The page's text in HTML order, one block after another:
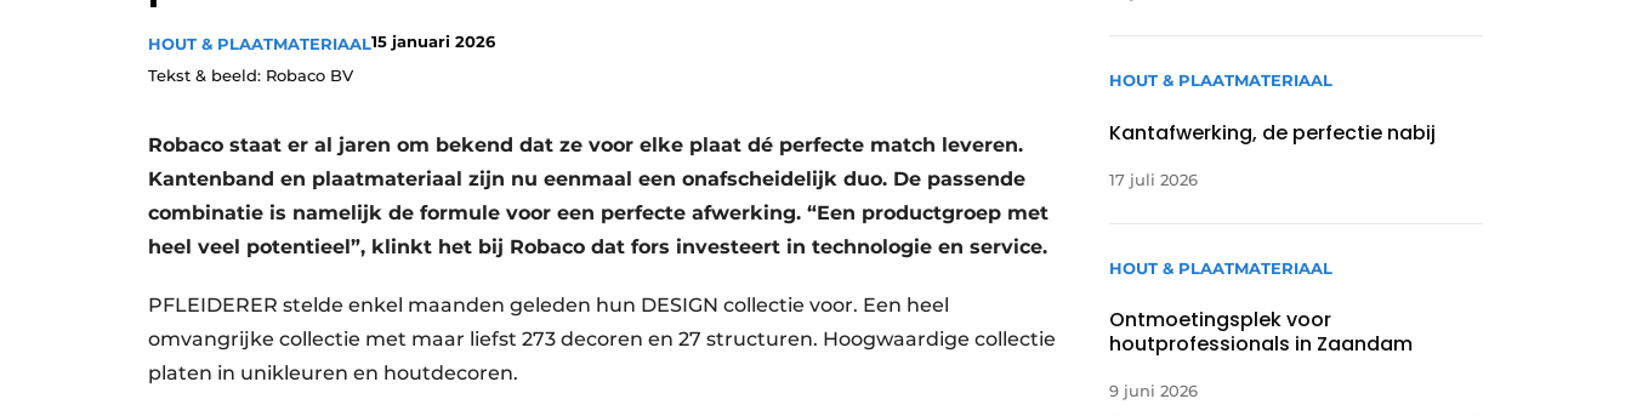
Video’s
HOUT & PLAATMATERIAAL15 januari 2026
Tekst & beeld: Robaco BV
Robaco staat er al jaren om bekend dat ze voor elke plaat dé perfecte match leveren.
Kantenband en plaatmateriaal zijn nu eenmaal een onafscheidelijk duo. De passende
combinatie is namelijk de formule voor een perfecte afwerking. “Een productgroep met
heel veel potentieel”, klinkt het bij Robaco dat fors investeert in technologie en service.
PFLEIDERER stelde enkel maanden geleden hun DESIGN collectie voor. Een heel
omvangrijke collectie met maar liefst 273 decoren en 27 structuren. Hoogwaardige collectie
platen in unikleuren en houtdecoren.
HOUT & PLAATMATERIAAL
Kantafwerking, de perfectie nabij
17 juli 2026
HOUT & PLAATMATERIAAL
Ontmoetingsplek voor
houtprofessionals in Zaandam
9 juni 2026